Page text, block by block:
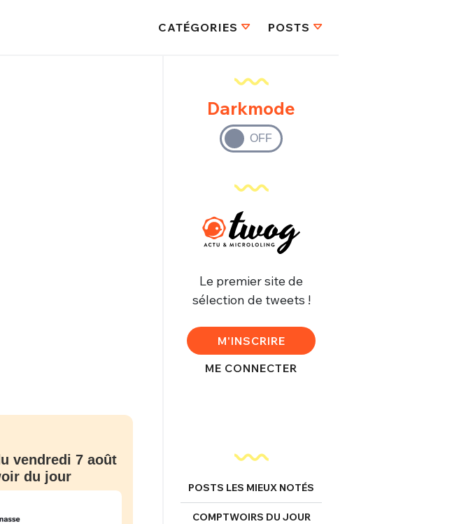
CATÉGORIES POSTS
vendredi 7 août
du jour
Darkmode
Le premier site de
sélection de tweets !
M'INSCRIRE
ME CONNECTER
POSTS LES MIEUX NOTÉS
COMPTWOIRS DU JOUR
PSEUDO
Mot de passe perdu ?
FERMER